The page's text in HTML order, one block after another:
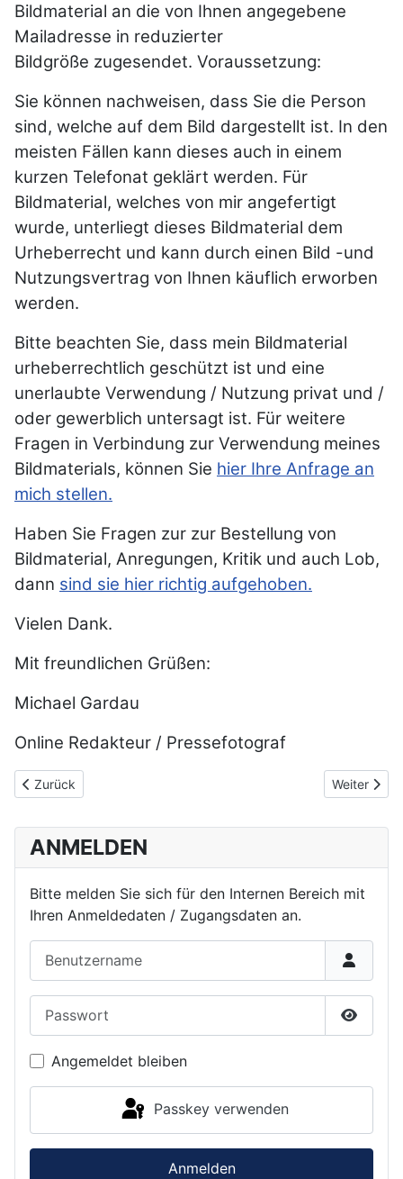
Bildmaterial an die von Ihnen angegebene
Mailadresse in reduzierter
Bildgröße zugesendet. Voraussetzung:
Sie können nachweisen, dass Sie die Person
sind, welche auf dem Bild dargestellt ist. In den
meisten Fällen kann dieses auch in einem
kurzen Telefonat geklärt werden. Für
Bildmaterial, welches von mir angefertigt
wurde, unterliegt dieses Bildmaterial dem
Urheberrecht und kann durch einen Bild -und
Nutzungsvertrag von Ihnen käuflich erworben
werden.
Bitte beachten Sie, dass mein Bildmaterial
urheberrechtlich geschützt ist und eine
unerlaubte Verwendung / Nutzung privat und /
oder gewerblich untersagt ist. Für weitere
Fragen in Verbindung zur Verwendung meines
Bildmaterials, können Sie hier Ihre Anfrage an
mich stellen.
Haben Sie Fragen zur zur Bestellung von
Bildmaterial, Anregungen, Kritik und auch Lob,
dann sind sie hier richtig aufgehoben.
Vielen Dank.
Mit freundlichen Grüßen:
Michael Gardau
Online Redakteur / Pressefotograf
Vorheriger Beitrag: Übersicht der Berichte 2023
Zurück Nächster
Weiter
ANMELDEN
Bitte melden Sie sich für den Internen Bereich mit
Ihren Anmeldedaten / Zugangsdaten an.
Angemeldet bleiben
Passkey verwenden
Anmelden